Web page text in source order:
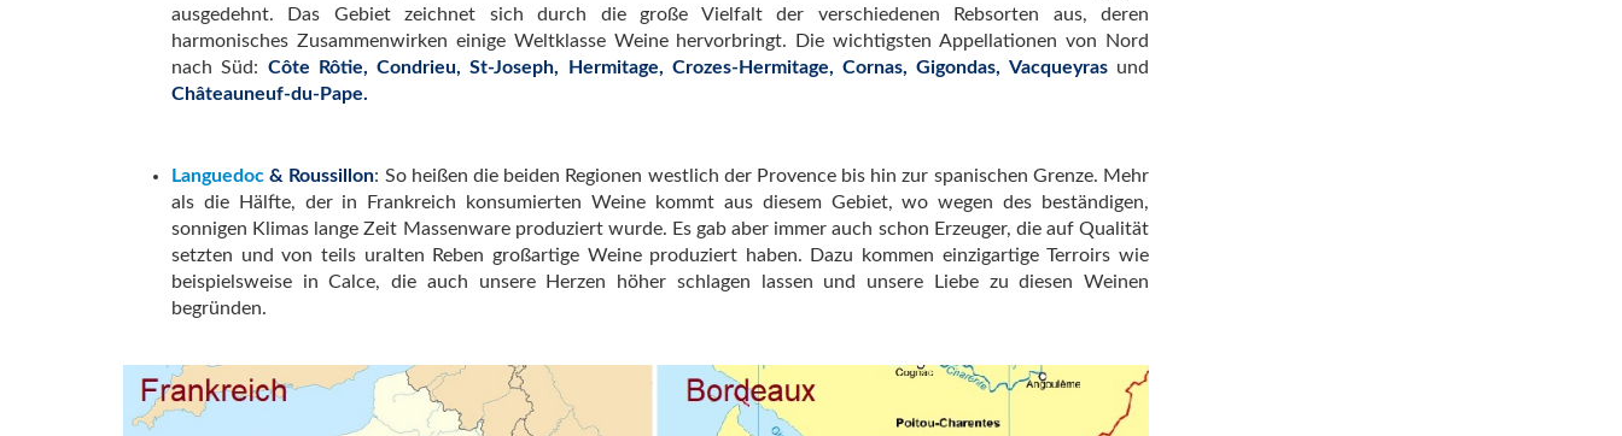
ausgedehnt. Das Gebiet zeichnet sich durch die große Vielfalt der verschiedenen Rebsorten aus, deren
harmonisches Zusammenwirken einige Weltklasse Weine hervorbringt. Die wichtigsten Appellationen von Nord
nach Süd: Côte Rôtie, Condrieu, St-Joseph, Hermitage, Crozes-Hermitage, Cornas, Gigondas, Vacqueyras und
Châteauneuf-du-Pape.
Languedoc & Roussillon: So heißen die beiden Regionen westlich der Provence bis hin zur spanischen Grenze. Mehr
als die Hälfte, der in Frankreich konsumierten Weine kommt aus diesem Gebiet, wo wegen des beständigen,
sonnigen Klimas lange Zeit Massenware produziert wurde. Es gab aber immer auch schon Erzeuger, die auf Qualität
setzten und von teils uralten Reben großartige Weine produziert haben. Dazu kommen einzigartige Terroirs wie
beispielsweise in Calce, die auch unsere Herzen höher schlagen lassen und unsere Liebe zu diesen Weinen
begründen.